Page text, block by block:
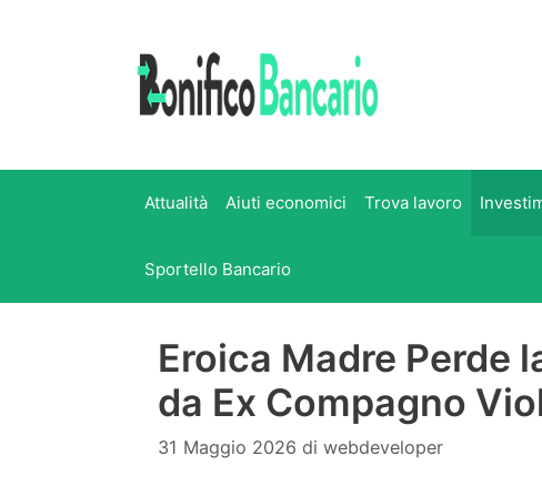
Attualità Aiuti economici Trova lavoro
Sportello Bancario
Eroica Madre Perde
da Ex Compagno
31 Maggio 2026 di webdeveloper